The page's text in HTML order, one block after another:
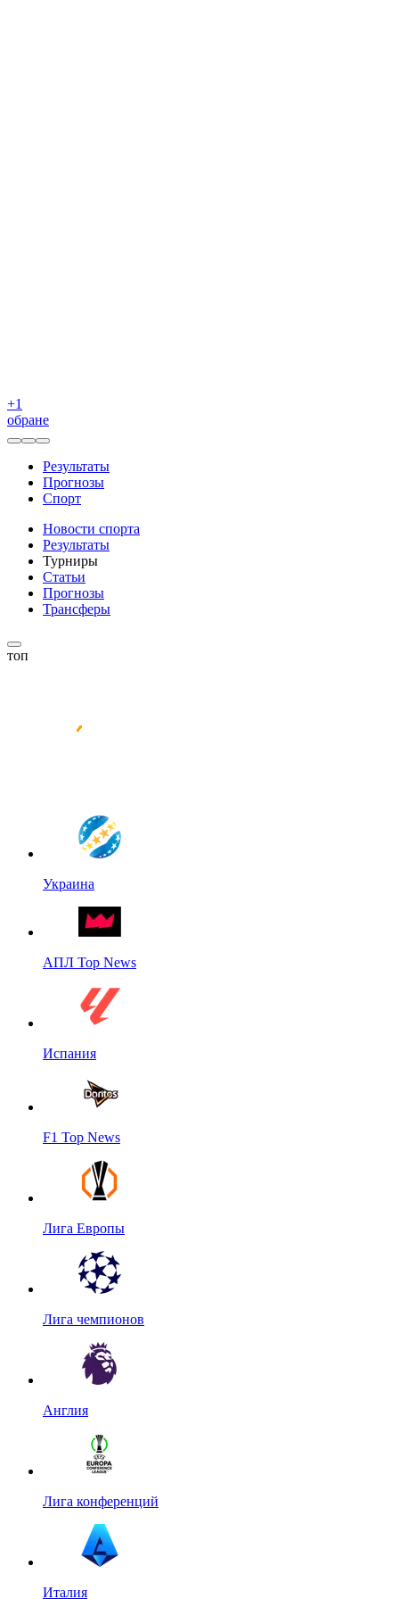
+1
обране
Результаты
Прогнозы
Спорт
Новости спорта
Результаты
Турниры
Статьи
Прогнозы
Трансферы
топ
Украина
АПЛ Top News
Испания
F1 Top News
Лига Европы
Лига чемпионов
Англия
Лига конференций
Италия